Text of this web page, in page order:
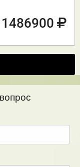
1486900